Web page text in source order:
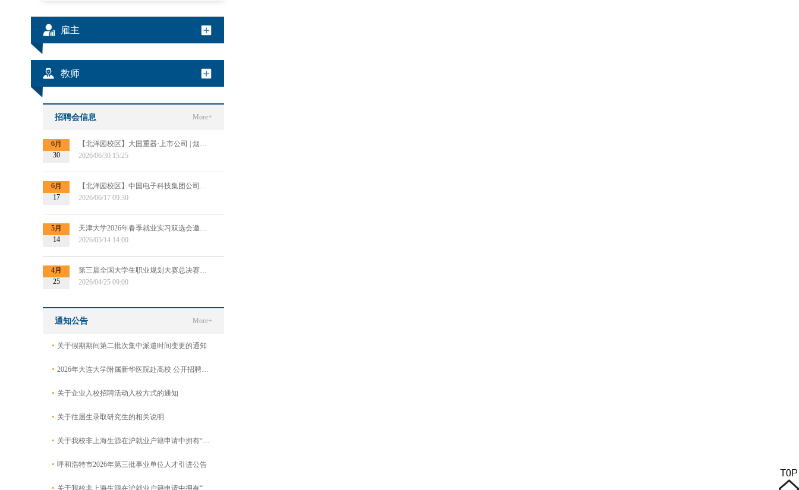
雇主
教师
招聘会信息 More+
6月
30
【北洋园校区】大国重器·上市公司 | 烟台杰瑞集团2027届秋招提前批宣讲会
2026/06/30 15:25
6月
17
【北洋园校区】中国电子科技集团公司第十四研究所信息处理研究部提前批招聘宣讲
2026/06/17 09:30
5月
14
天津大学2026年春季就业实习双选会邀请函
2026/05/14 14:00
4月
25
第三届全国大学生职业规划大赛总决赛专场招聘会暨“千校万企供需对接会”
2026/04/25 09:00
通知公告 More+
• 关于假期期间第二批次集中派遣时间变更的通知
• 2026年大连大学附属新华医院赴高校 公开招聘工作人员公告
• 关于企业入校招聘活动入校方式的通知
• 关于往届生录取研究生的相关说明
• 关于我校非上海生源在沪就业户籍申请中拥有“专利证书及申请”的毕业生名单公示
• 呼和浩特市2026年第三批事业单位人才引进公告
• 关于我校非上海生源在沪就业户籍申请中拥有“专利证书及申请”的毕业生名单公示